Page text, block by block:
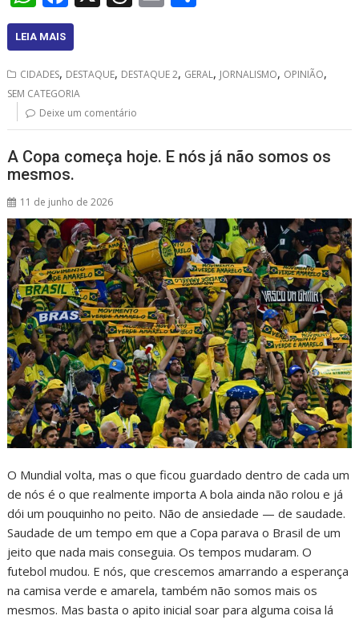
h
at
s
A
p
p
ac
e
b
o
o
k
a
s
l e
LEIA MAIS
CIDADES, DESTAQUE, DESTAQUE 2, GERAL, JORNALISMO, OPINIÃO,
SEM CATEGORIA
Deixe um comentário
A Copa começa hoje. E nós já não somos os
mesmos.
11 de junho de 2026
O Mundial volta, mas o que ficou guardado dentro de cada um
de nós é o que realmente importa A bola ainda não rolou e já
dói um pouquinho no peito. Não de ansiedade — de saudade.
Saudade de um tempo em que a Copa parava o Brasil de um
jeito que nada mais conseguia. Os tempos mudaram. O
futebol mudou. E nós, que crescemos amarrando a esperança
na camisa verde e amarela, também não somos mais os
mesmos. Mas basta o apito inicial soar para alguma coisa lá